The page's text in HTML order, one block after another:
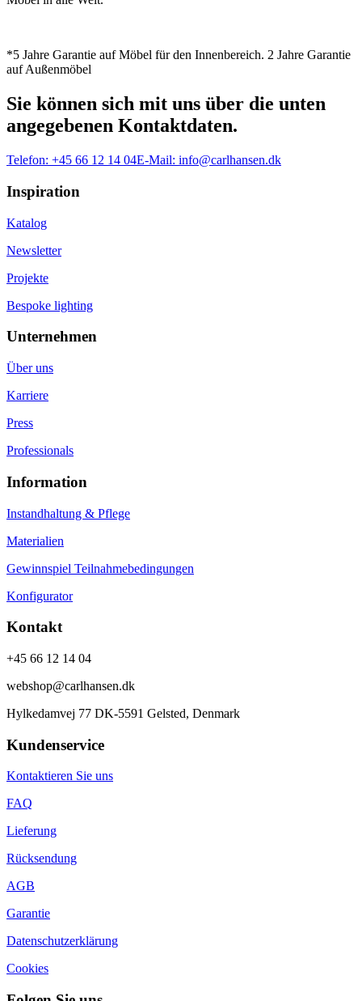
*5 Jahre Garantie auf Möbel für den Innenbereich. 2 Jahre Garantie
auf Außenmöbel
Sie können sich mit uns über die unten
angegebenen Kontaktdaten.
Telefon: +45 66 12 14 04E-Mail: info@carlhansen.dk
Inspiration
Katalog
Newsletter
Projekte
Bespoke lighting
Unternehmen
Über uns
Karriere
Press
Professionals
Information
Instandhaltung & Pflege
Materialien
Gewinnspiel Teilnahmebedingungen
Konfigurator
Kontakt
+45 66 12 14 04
webshop@carlhansen.dk
Hylkedamvej 77 DK-5591 Gelsted, Denmark
Kundenservice
Kontaktieren Sie uns
FAQ
Lieferung
Rücksendung
AGB
Garantie
Datenschutzerklärung
Cookies